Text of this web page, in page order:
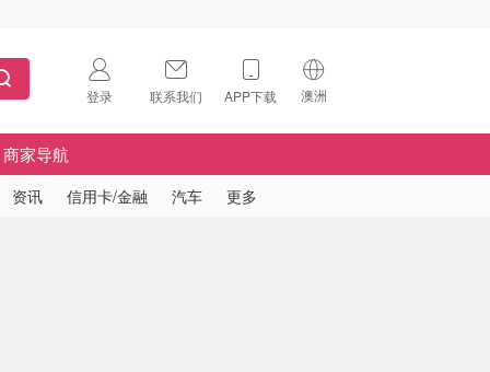
登录 联系我们 APP下载 澳洲
🇺🇸
🇨🇳中国
商家导航
资讯 信用卡/金融 汽车 更多